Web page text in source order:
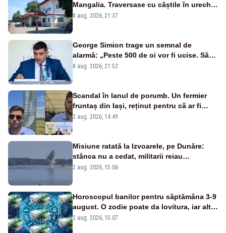
Mangalia. Traversase cu căștile în urechi
liniile printr-un loc nepermis
8 aug. 2026, 21:37
George Simion trage un semnal de
alarmă: „Peste 500 de oi vor fi ucise. Să
vedem dacă ciobanii vor fi despăgubiți”
8 aug. 2026, 21:52
Scandal în lanul de porumb. Un fermier
fruntaș din Iași, reținut pentru că ar fi
bătut un bărbat prins la furat
2 aug. 2026, 14:49
Misiune ratată la Izvoarele, pe Dunăre:
stânca nu a cedat, militarii reiau
detonările luni – VIDEO
2 aug. 2026, 15:06
Horoscopul banilor pentru săptămâna 3-9
august. O zodie poate da lovitura, iar alta
riscă să piardă bani dintr-o decizie pripită
2 aug. 2026, 15:07